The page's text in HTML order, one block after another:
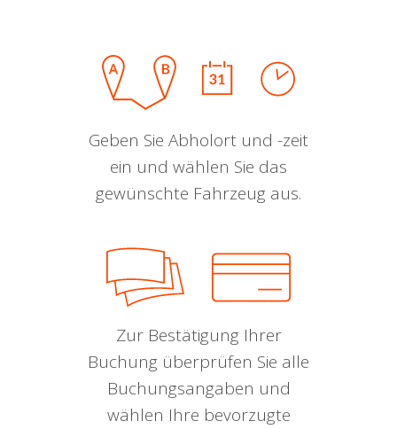
Geben Sie Abholort und -zeit
ein und wählen Sie das
gewünschte Fahrzeug aus.
Zur Bestätigung Ihrer
Buchung überprüfen Sie alle
Buchungsangaben und
wählen Ihre bevorzugte